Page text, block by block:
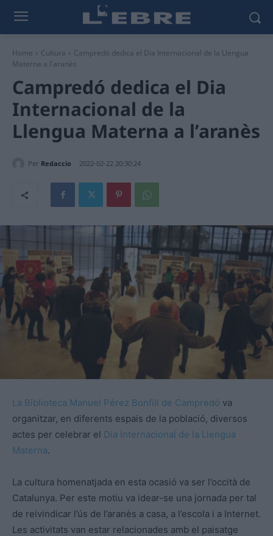
Home Cultura
Campredó dedica el Dia Internacional de la Llengua
Materna a l'aranès
Campredó dedica el Dia
Internacional de la
Llengua Materna a l’aranès
Per Redaccio 2022-02-22 20:30:24
La Biblioteca Manuel Pérez Bonfill de Campredó va
organitzar, en diferents espais de la població, diversos
actes per celebrar el Dia Internacional de la Llengua
Materna.
La cultura homenatjada en esta ocasió va ser l’occità de
Catalunya. Per este motiu va idear-se una jornada per tal
de reivindicar l’ús de l’aranès a casa, a l’escola i a Internet.
Les activitats van estar relacionades amb el paisatge